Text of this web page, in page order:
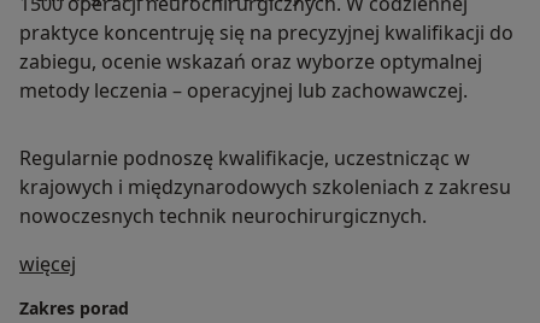
praktyce koncentruję się na precyzyjnej kwalifikacji do
zabiegu, ocenie wskazań oraz wyborze optymalnej
metody leczenia – operacyjnej lub zachowawczej.
Regularnie podnoszę kwalifikacje, uczestnicząc w
krajowych i międzynarodowych szkoleniach z zakresu
nowoczesnych technik neurochirurgicznych.
więcej
Zakres porad